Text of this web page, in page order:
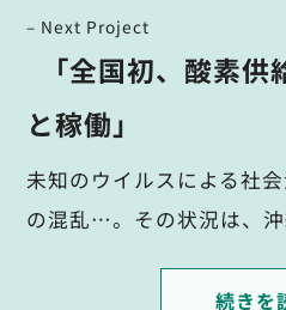
– Next Project
｢全国初、酸素供
と稼働｣
未知のウイルスによる社
の混乱…。その状況は、沖
続きを